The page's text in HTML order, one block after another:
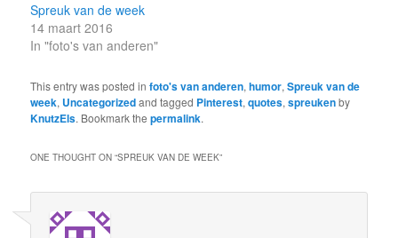
Spreuk van de week
14 maart 2016
In "foto's van anderen"
This entry was posted infoto's van anderen,humor,Spreuk van de
week, Uncategorizedand tagged Pinterest,quotes,spreukenby
KnutzEls. Bookmark thepermalink.
ONE THOUGHT ON “SPREUK VAN DE WEEK”